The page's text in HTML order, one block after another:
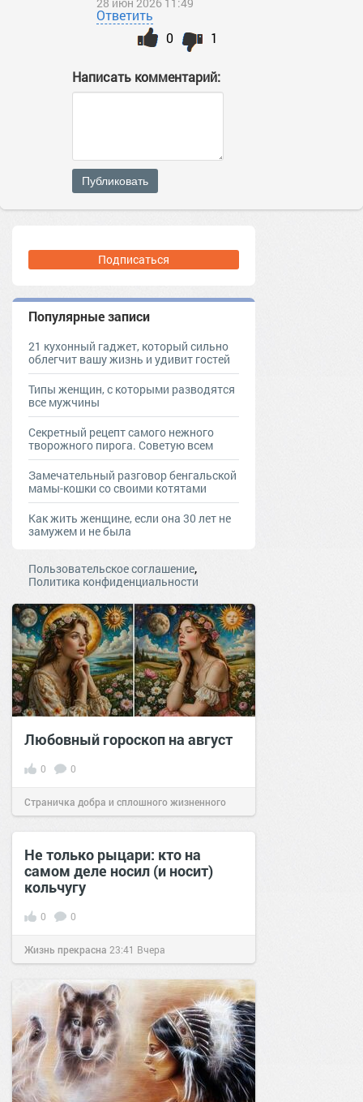
Ответить
1
0
Написать комментарий:
Публиковать
Подписаться
Популярные записи
21 кухонный гаджет, который сильно
облегчит вашу жизнь и удивит гостей
Типы женщин, с которыми разводятся
все мужчины
Секретный рецепт самого нежного
творожного пирога. Советую всем
Замечательный разговор бенгальской
мамы-кошки со своими котятами
Как жить женщине, если она 30 лет не
замужем и не была
Пользовательское соглашение,
Политика конфиденциальности
Любовный гороскоп на август
0 0
Страничка добра и сплошного жизненного
позитива! 00:29Сегодня
Не только рыцари: кто на
самом деле носил (и носит)
кольчугу
0 0
Жизнь прекрасна 23:41 Вчера